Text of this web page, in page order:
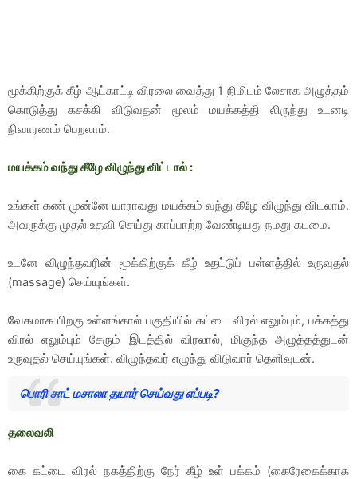
மூக்கிற்குக் கீழ் ஆட்காட்டி விரலை வைத்து 1 நிமிடம் லேசாக அழுத்தம்
கொடுத்து கசக்கி விடுவதன் மூலம் மயக்கத்தி லிருந்து உடனடி
நிவாரணம் பெறலாம்.
மயக்கம் வந்து கீழே விழுந்து விட்டால் :
உங்கள் கண் முன்னே யாராவது மயக்கம் வந்து கீழே விழுந்து விடலாம்.
அவருக்கு முதல் உதவி செய்து காப்பாற்ற வேண்டியது நமது கடமை.
உடனே விழுந்தவரின் மூக்கிற்குக் கீழ் உதட்டுப் பள்ளத்தில் உருவுதல்
(massage) செய்யுங்கள்.
வேகமாக பிறகு உள்ளங்கால் பகுதியில் கட்டை விரல் எலும்பும், பக்கத்து
விரல் எலும்பும் சேரும் இடத்தில் விரலால், மிகுந்த அழுத்தத்துடன்
உருவுதல் செய்யுங்கள். விழுந்தவர் எழுந்து விடுவார் தெளிவுடன்.
பொரி சாட் மசாலா தயார் செய்வது எப்படி?
தலைவலி
கை கட்டை விரல் நகத்திற்கு நேர் கீழ் உள் பக்கம் (கைரேகைக்காக